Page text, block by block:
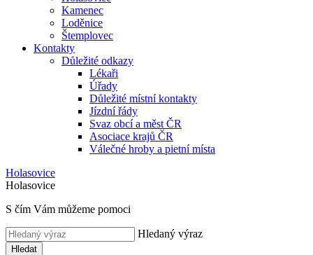
Kamenec
Loděnice
Štemplovec
Kontakty
Důležité odkazy
Lékaři
Úřady
Důležité místní kontakty
Jízdní řády
Svaz obcí a měst ČR
Asociace krajů ČR
Válečné hroby a pietní místa
Holasovice
Holasovice
S čím Vám můžeme pomoci
Hledaný výraz
Hledat